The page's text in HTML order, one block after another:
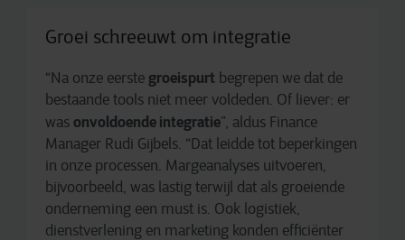
Groei schreeuwt om integratie
“Na onze eerste groeispurt begrepen we dat de
bestaande tools niet meer voldeden. Of liever: er
was onvoldoende integratie”, aldus Finance
Manager Rudi Gijbels. “Dat leidde tot beperkingen
in onze processen. Margeanalyses uitvoeren,
bijvoorbeeld, was lastig terwijl dat als groeiende
onderneming een must is. Ook logistiek,
dienstverlening en marketing konden efficiënter